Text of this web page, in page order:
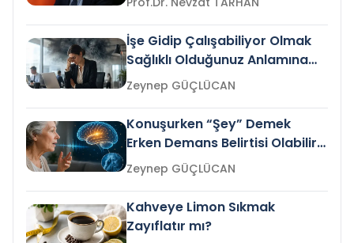
İşe Gidip Çalışabiliyor Olmak
Sağlıklı Olduğunuz Anlamına
Gelir mi?Zeynep GÜÇLÜCAN
Konuşurken “Şey” Demek
Erken Demans Belirtisi Olabilir
mi?
Zeynep GÜÇLÜCAN
Kahveye Limon Sıkmak
Zayıflatır mı?